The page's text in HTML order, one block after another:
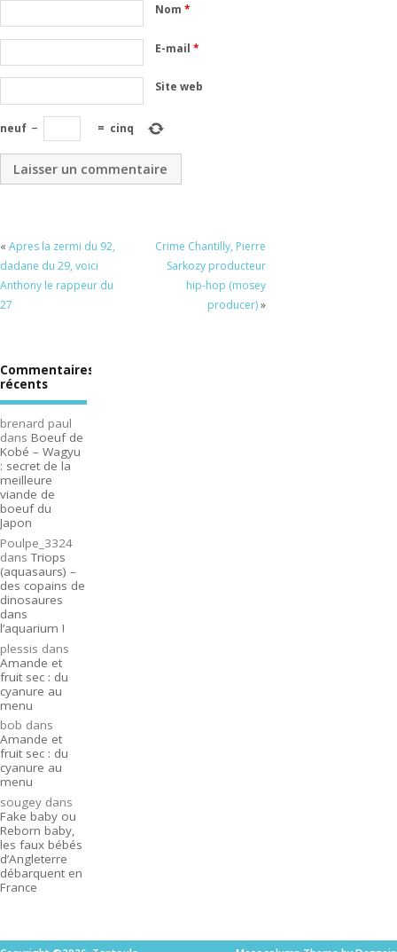
Nom*
E-mail*
Site web
neuf − = cinq
« Apres la zermi du 92,
dadane du 29, voici
Anthony le rappeur du
27
Crime Chantilly, Pierre
Sarkozy producteur
hip-hop (mosey
producer)»
Commentaires
récents
brenard paul
dans Boeuf de
Kobé – Wagyu
: secret de la
meilleure
viande de
boeuf du
Japon
Poulpe_3324
dansTriops
(aquasaurs) –
des copains de
dinosaures
dans
l’aquarium !
plessis dans
Amande et
fruit sec : du
cyanure au
menu
bob dans
Amande et
fruit sec : du
cyanure au
menu
sougey dans
Fake baby ou
Reborn baby,
les faux bébés
d’Angleterre
débarquent en
France